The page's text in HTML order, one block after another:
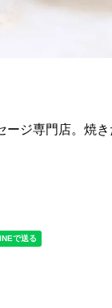
ージ専門店。焼